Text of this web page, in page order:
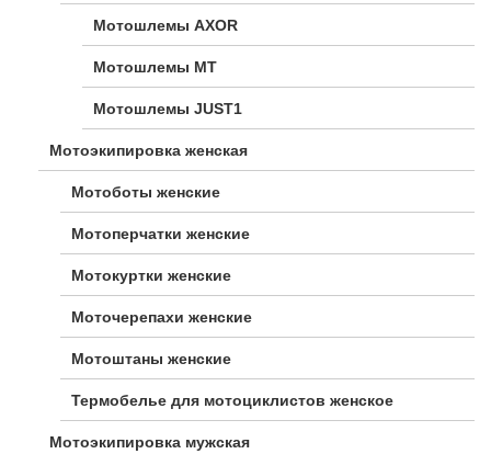
Мотошлемы AXOR
Мотошлемы MT
Мотошлемы JUST1
Мотоэкипировка женская
Мотоботы женские
Мотоперчатки женские
Мотокуртки женские
Моточерепахи женские
Мотоштаны женские
Термобелье для мотоциклистов женское
Мотоэкипировка мужская